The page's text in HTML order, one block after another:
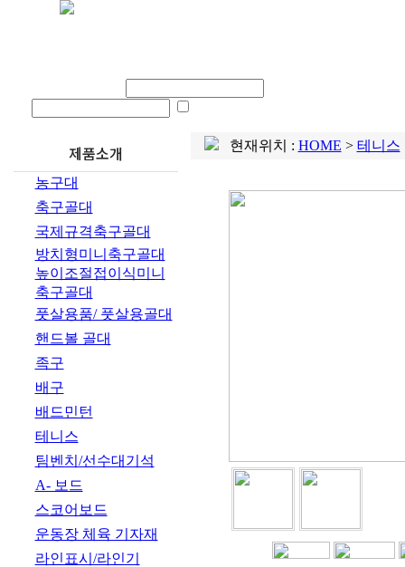
제품소개
농구대
축구골대
국제규격축구골대
방치형미니축구골대
높이조절접이식미니
축구골대
풋살용품/ 풋살용골대
핸드볼 골대
족구
배구
배드민턴
테니스
팀벤치/선수대기석
A- 보드
스코어보드
운동장 체육 기자재
라인표시/라인기
현재위치 : HOME > 테니스